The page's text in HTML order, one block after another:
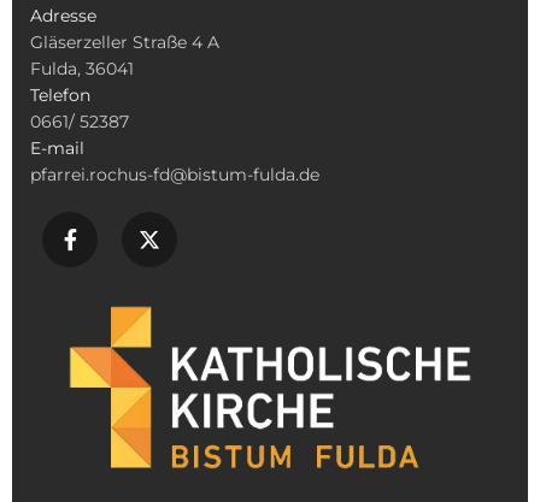
Adresse
Gläserzeller Straße 4 A
Fulda, 36041
Telefon
0661/ 52387
E-mail
pfarrei.rochus-fd@bistum-fulda.de